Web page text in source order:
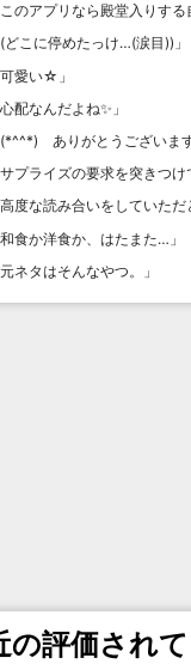
このアプリなら殿堂入りする
(どこに停めたっけ…(涙目)) 」
可愛い☆ 」
心配なんだよね✨ 」
(*^^*) ありがとうございま
サプライズの要求を突きつ
高度な読み合いをしていただ
和食か洋食か、はたまた… 」
元ネタはそんなやつ。 」
の評価され